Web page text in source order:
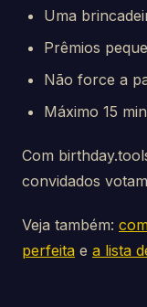
Uma
Prêmios
Não force a
Máximo 15
Com
convidados
Veja também:
perfeita e a lista